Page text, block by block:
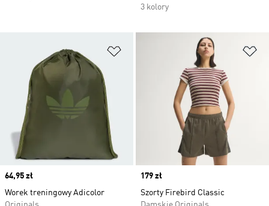
3 kolory
Dodaj do listy życzeń
Price
64,95 zł
Worek treningowy Adicolor
Price
179 zł
Szorty Firebird Classic